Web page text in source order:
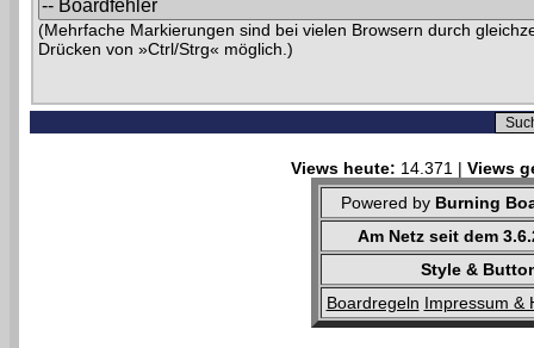
(Mehrfache Markierungen sind bei vielen Browsern durch
Drücken von »Ctrl/Strg« möglich.)
Views heute: 14.371 | Views
Powered by Burning
Am Netz seit dem
Style &
Boardregeln Impressum &